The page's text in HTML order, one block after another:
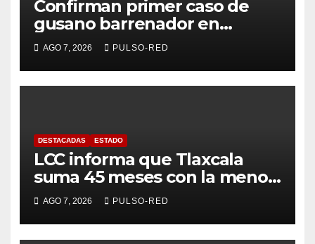
Confirman primer caso de
gusano barrenador en
humano en Tlaxcala
AGO 7, 2026 PULSO-RED
DESTACADAS ESTADO
LCC informa que Tlaxcala
suma 45 meses con la menor
tasa de delitos en el país
AGO 7, 2026 PULSO-RED